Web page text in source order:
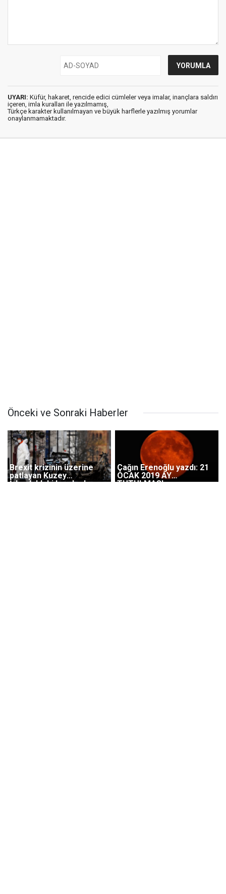
UYARI: Küfür, hakaret, rencide edici cümleler veya imalar, inançlara saldırı
içeren, imla kuralları ile yazılmamış,
Türkçe karakter kullanılmayan ve büyük harflerle yazılmış yorumlar
onaylanmamaktadır.
Önceki ve Sonraki Haberler
Brexit krizinin üzerine
patlayan Kuzey
İrlanda'daki bombada
Çağın Erenoğlu yazdı: 21
OCAK 2019 AY
TUTULMASI